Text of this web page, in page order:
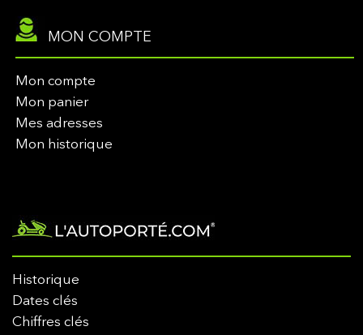
MON COMPTE
Mon compte
Mon panier
Mes adresses
Mon historique
Historique
Dates clés
Chiffres clés